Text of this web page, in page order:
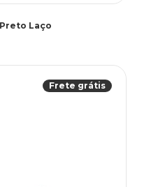
Laço
Frete grátis